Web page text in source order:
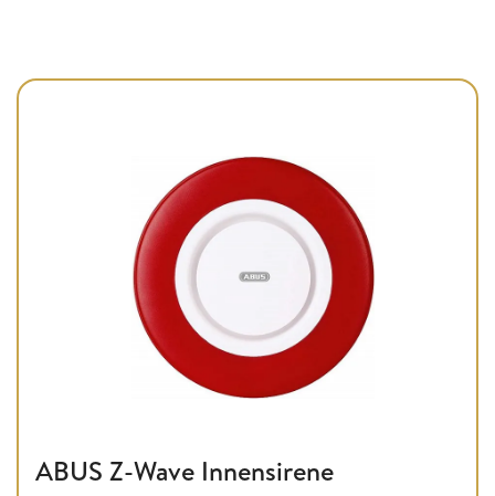
ABUS Z-Wave Innensirene